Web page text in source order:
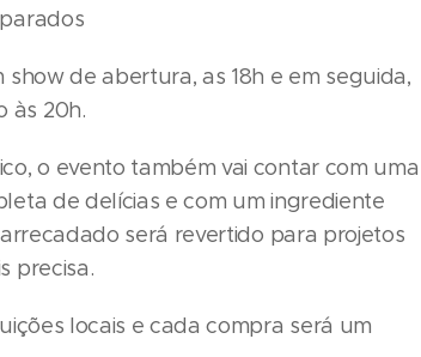
de abertura, as 18h e em seguida,
às 20h.
o evento também vai contar com uma
de delícias e com um ingrediente
será revertido para projetos
precisa.
locais e cada compra será um